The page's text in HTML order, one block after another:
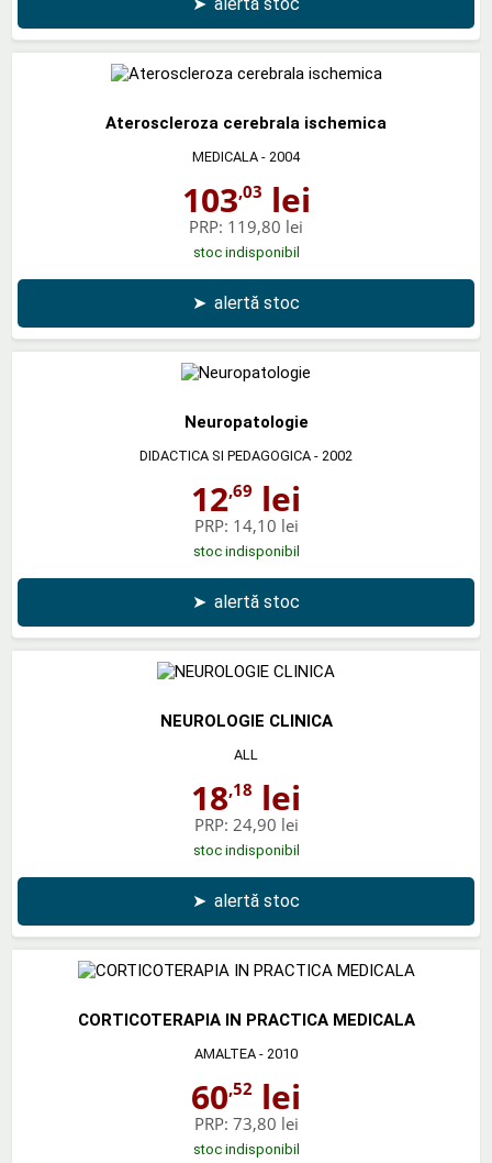
Ateroscleroza cerebrala ischemica
MEDICALA - 2004
103,03 lei
PRP: 119,80 lei
stoc indisponibil
➤ alertă stoc
Neuropatologie
DIDACTICA SI PEDAGOGICA - 2002
12,69 lei
PRP: 14,10 lei
stoc indisponibil
➤ alertă stoc
NEUROLOGIE CLINICA
ALL
18,18 lei
PRP: 24,90 lei
stoc indisponibil
➤ alertă stoc
CORTICOTERAPIA IN PRACTICA MEDICALA
AMALTEA - 2010
60,52 lei
PRP: 73,80 lei
stoc indisponibil